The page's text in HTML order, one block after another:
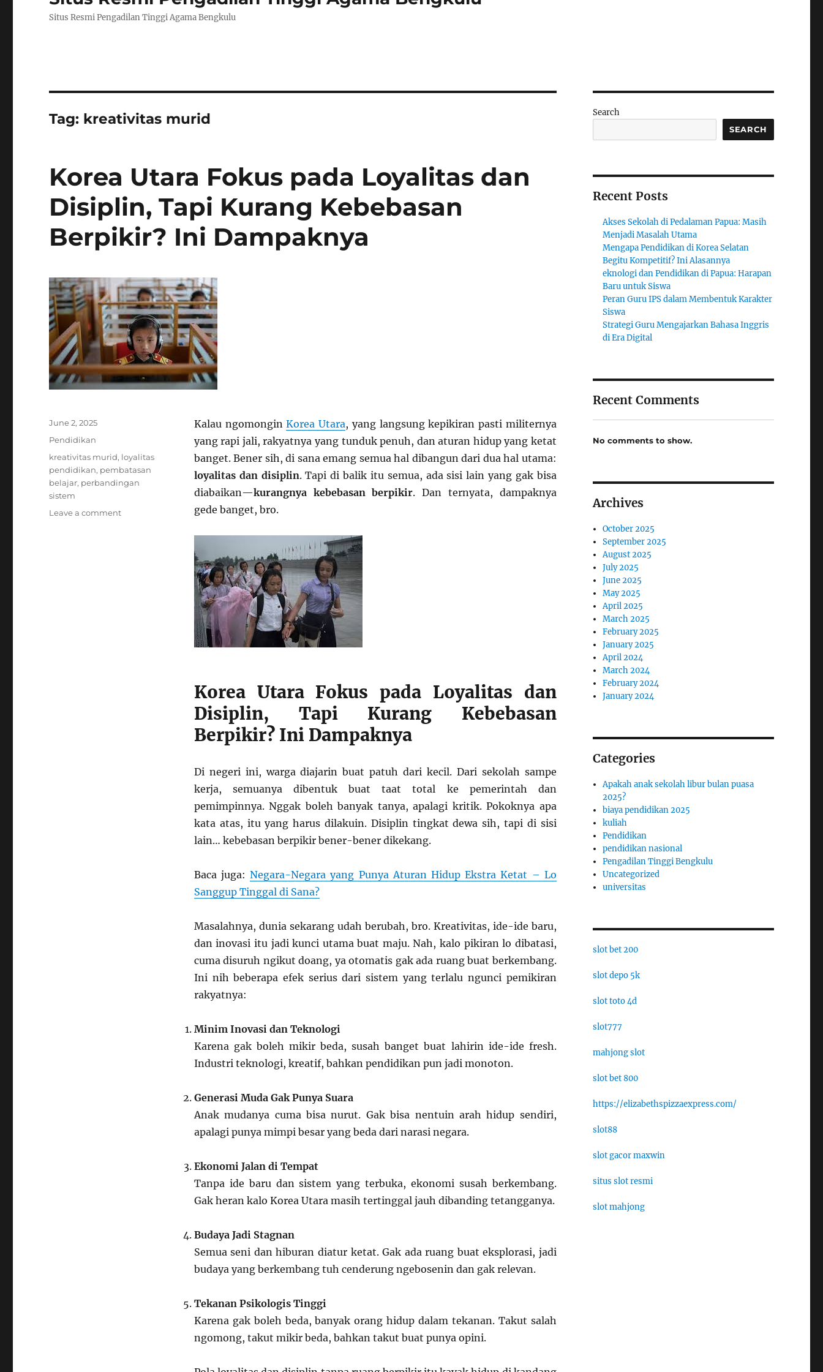
Situs Resmi Pengadilan Tinggi Agama Bengkulu
Tag: kreativitas murid
Korea Utara Fokus pada Loyalitas dan
Disiplin, Tapi Kurang Kebebasan
Berpikir? Ini Dampaknya
Kalau ngomonginKorea Utara, yang langsung kepikiran pasti militernya
yang rapi jali, rakyatnya yang tunduk penuh, dan aturan hidup yang ketat
banget. Bener sih, di sana emang semua hal dibangun dari dua hal utama:
loyalitas dan disiplin. Tapi di balik itu semua, ada sisi lain yang gak bisa
diabaikan—kurangnya kebebasan berpikir. Dan ternyata, dampaknya
gede banget, bro.
Korea Utara Fokus pada Loyalitas dan
Disiplin, Tapi Kurang Kebebasan
Berpikir? Ini Dampaknya
Di negeri ini, warga diajarin buat patuh dari kecil. Dari sekolah sampe
kerja, semuanya dibentuk buat taat total ke pemerintah dan
pemimpinnya. Nggak boleh banyak tanya, apalagi kritik. Pokoknya apa
kata atas, itu yang harus dilakuin. Disiplin tingkat dewa sih, tapi di sisi
lain… kebebasan berpikir bener-bener dikekang.
Baca juga:Negara-Negara yang Punya Aturan Hidup Ekstra Ketat – Lo
Sanggup Tinggal di Sana?
Masalahnya, dunia sekarang udah berubah, bro. Kreativitas, ide-ide baru,
dan inovasi itu jadi kunci utama buat maju. Nah, kalo pikiran lo dibatasi,
cuma disuruh ngikut doang, ya otomatis gak ada ruang buat berkembang.
Ini nih beberapa efek serius dari sistem yang terlalu ngunci pemikiran
rakyatnya:
Minim Inovasi dan Teknologi
Karena gak boleh mikir beda, susah banget buat lahirin ide-ide fresh.
Industri teknologi, kreatif, bahkan pendidikan pun jadi monoton.
Generasi Muda Gak Punya Suara
Anak mudanya cuma bisa nurut. Gak bisa nentuin arah hidup sendiri,
apalagi punya mimpi besar yang beda dari narasi negara.
Ekonomi Jalan di Tempat
Tanpa ide baru dan sistem yang terbuka, ekonomi susah berkembang.
Gak heran kalo Korea Utara masih tertinggal jauh dibanding tetangganya.
Budaya Jadi Stagnan
Semua seni dan hiburan diatur ketat. Gak ada ruang buat eksplorasi, jadi
budaya yang berkembang tuh cenderung ngebosenin dan gak relevan.
Tekanan Psikologis Tinggi
Karena gak boleh beda, banyak orang hidup dalam tekanan. Takut salah
ngomong, takut mikir beda, bahkan takut buat punya opini.
Posted
June 2, 2025
Categories
Pendidikan
Tags
kreativitas murid, loyalitas
pendidikan, pembatasan
belajar, perbandingan
sistem
Leave a commenton
Search
SEARCH
Recent Posts
Akses Sekolah di Pedalaman Papua: Masih
Menjadi Masalah Utama
Mengapa Pendidikan di Korea Selatan
Begitu Kompetitif? Ini Alasannya
eknologi dan Pendidikan di Papua: Harapan
Baru untuk Siswa
Peran Guru IPS dalam Membentuk Karakter
Siswa
Strategi Guru Mengajarkan Bahasa Inggris
di Era Digital
Recent Comments
No comments to show.
Archives
October 2025
September 2025
August 2025
July 2025
June 2025
May 2025
April 2025
March 2025
February 2025
January 2025
April 2024
March 2024
February 2024
January 2024
Categories
Apakah anak sekolah libur bulan puasa
2025?
biaya pendidikan 2025
kuliah
Pendidikan
pendidikan nasional
Pengadilan Tinggi Bengkulu
Uncategorized
universitas
slot bet 200
slot depo 5k
slot toto 4d
slot777
mahjong slot
slot bet 800
https://elizabethspizzaexpress.com/
slot88
slot gacor maxwin
situs slot resmi
slot mahjong